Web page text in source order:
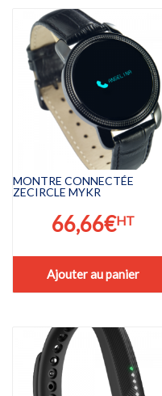
MONTRE CONNECTÉE
ZECIRCLE MYKR
66,66€HT
Ajouter au panier